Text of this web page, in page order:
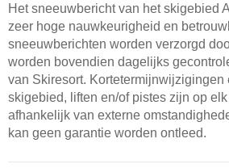
Het sneeuwbericht van het skigebied
zeer hoge nauwkeurigheid en
sneeuwberichten worden verzorgd
worden bovendien dagelijks
van Skiresort. Kortetermijnwijzigingen
skigebied, liften en/of pistes zijn op
afhankelijk van externe
kan geen garantie worden ontleed.